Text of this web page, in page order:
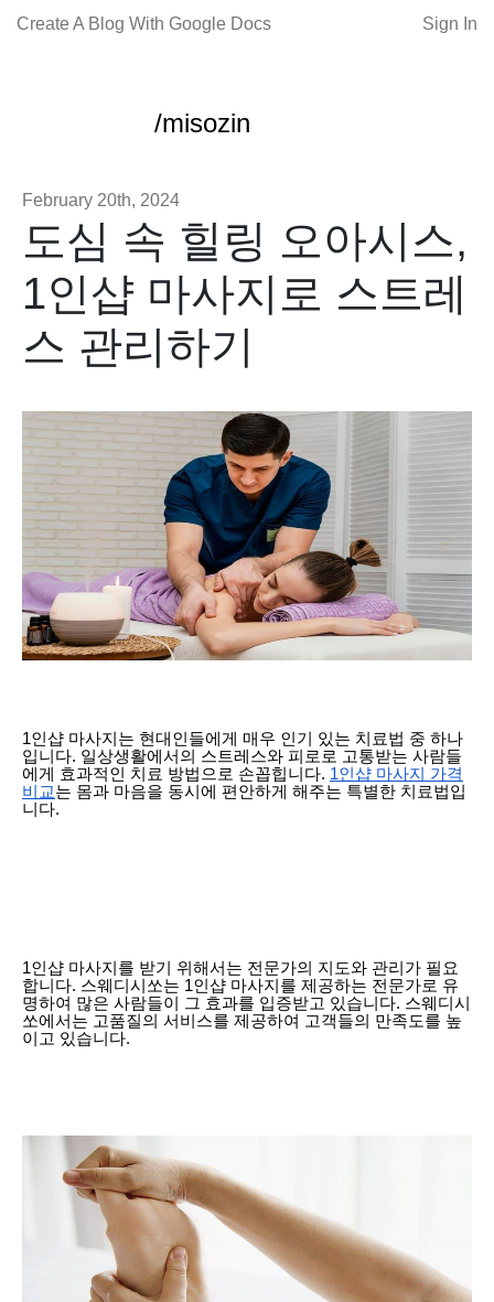
Create A Blog With Google Docs Sign In
/misozin
February 20th, 2024
도심 속 힐링 오아시스,
1인샵 마사지로 스트레
스 관리하기
1인샵 마사지는 현대인들에게 매우 인기 있는 치료법 중 하나
입니다. 일상생활에서의 스트레스와 피로로 고통받는 사람들
에게 효과적인 치료 방법으로 손꼽힙니다. 1인샵 마사지 가격
비교는 몸과 마음을 동시에 편안하게 해주는 특별한 치료법입
니다.
1인샵 마사지 를 받기 위해서는 전문가의 지도와 관리가 필요
합니다. 스웨디시쏘는 1인샵 마사지를 제공하는 전문가로 유
명하여 많은 사람들이 그 효과를 입증받고 있습니다. 스웨디시
쏘에서는 고품질의 서비스를 제공하여 고객들의 만족도를 높
이고 있습니다.